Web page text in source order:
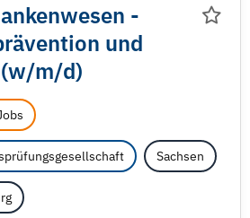
-
und
m/d)
Sachsen